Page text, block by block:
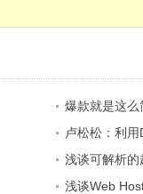
爆款就是这
卢松松：利
浅谈可解析
浅谈Web